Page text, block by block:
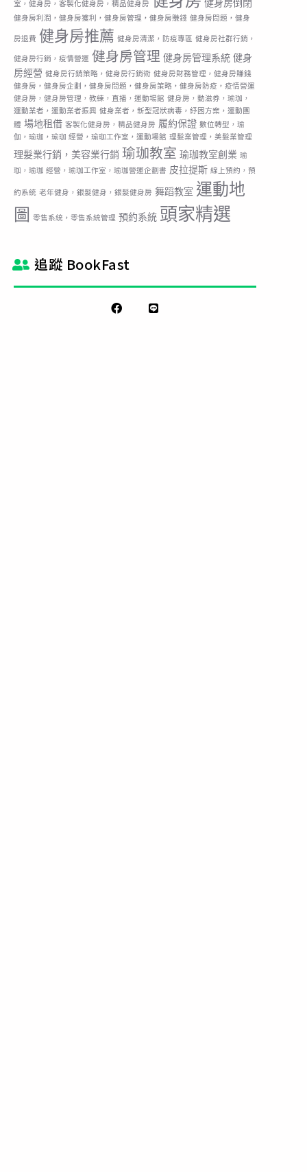
室，健身房，客製化健身房，精品健身房 健身房倒閉
健身房利潤，健身房獲利，健身房管理，健身房賺錢 健身房問題，健身
房退費 健身房推薦 健身房清潔，防疫專區 健身房社群行銷，
健身房行銷，疫情營運 健身房管理 健身房管理系統 健身
房經營 健身房行銷策略，健身房行銷術 健身房財務管理，健身房賺錢
健身房，健身房企劃，健身房問題，健身房策略，健身房防疫，疫情營運
健身房，健身房管理，教練，直播，運動場館 健身房，動滋券，瑜珈，
運動業者，運動業者振興 健身業者，新型冠狀病毒，紓困方案，運動團
體 場地租借 客製化健身房，精品健身房 履約保證 數位轉型，瑜
伽，瑜珈，瑜珈 經營，瑜珈工作室，運動場館 理髮業管理，美髮業管理
理髮業行銷，美容業行銷 瑜珈教室 瑜珈教室創業 瑜
珈，瑜珈 經營，瑜珈工作室，瑜珈營運企劃書 皮拉提斯 線上預約，預
約系統 老年健身，銀髮健身，銀髮健身房 舞蹈教室 運動地
圖
零售系統，零售系統管理 預約系統 頭家精選
追蹤 BookFast